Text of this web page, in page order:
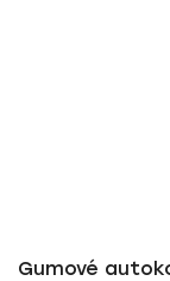
Gumové